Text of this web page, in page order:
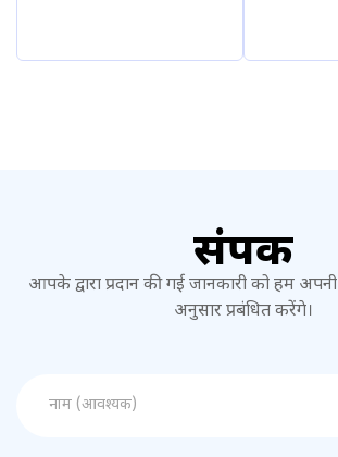
संपर्क
आपके द्वारा प्रदान की गई जानकारी को हम अपनी
अनुसार प्रबंधित करेंगे।